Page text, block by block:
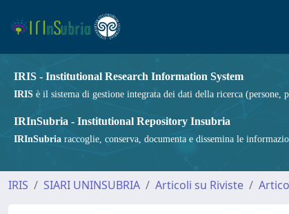
IRIS - Institutional Research Information System
IRIS è il sistema di gestione integrata dei dati della ricerca
IRInSubria - Institutional Repository Insubria
IRInSubria raccoglie, conserva, documenta e dissemina le
IRIS SIARI UNINSUBRIA Articoli su Riviste